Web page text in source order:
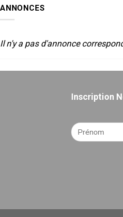
ANNONCES
Il n'y a pas d'annonce
Inscription